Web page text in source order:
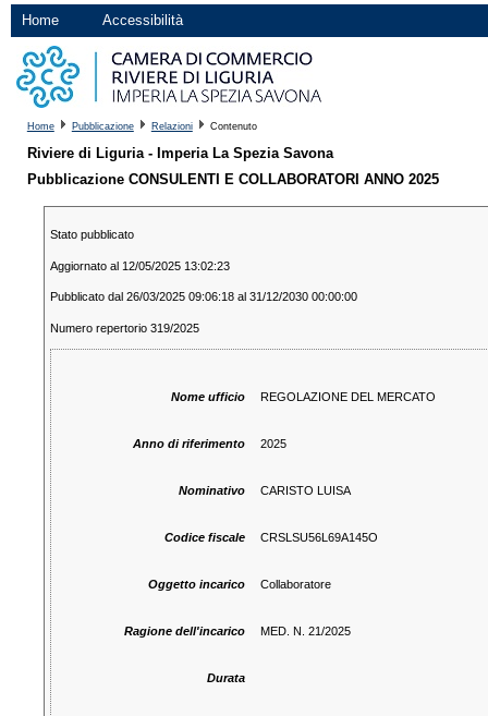
Home Accessibilità
Home Pubblicazione Relazioni Contenuto
Riviere di Liguria - Imperia La Spezia Savona
Pubblicazione CONSULENTI E COLLABORATORI ANNO 2025
Stato pubblicato
Aggiornato al 12/05/2025 13:02:23
Pubblicato dal 26/03/2025 09:06:18 al 31/12/2030 00:00:00
Numero repertorio 319/2025
Nome ufficio REGOLAZIONE DEL MERCATO
Anno di riferimento 2025
Nominativo CARISTO LUISA
Codice fiscale CRSLSU56L69A145O
Oggetto incarico Collaboratore
Ragione dell'incarico MED. N. 21/2025
Durata